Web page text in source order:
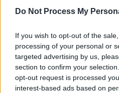
Do Not Process My
If you wish to opt-out of the
processing of your personal or
targeted advertising by us,
section to confirm your
opt-out request is processed
interest-based ads based on